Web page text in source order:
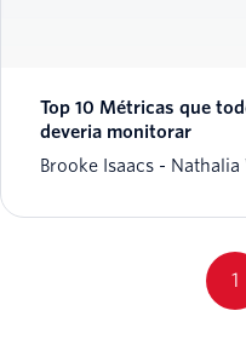
Top 10 Métricas que
deveria monitorar
Brooke Isaacs
Nathalia
1